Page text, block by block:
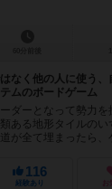
なく他の人に使う
ムのボードゲーム
ダーとなって勢力を
ある地形タイルの
が全て埋まったら、
116
経験あり